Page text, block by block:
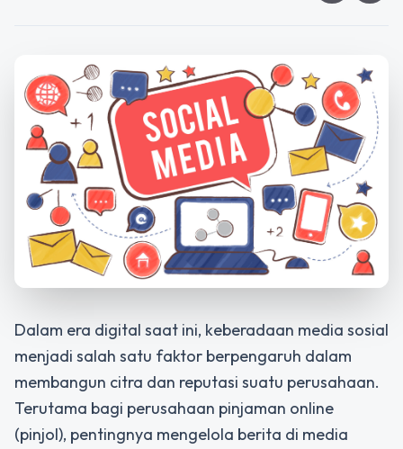
Dalam era digital saat ini, keberadaan media sosial
menjadi salah satu faktor berpengaruh dalam
membangun citra dan reputasi suatu perusahaan.
Terutama bagi perusahaan pinjaman online
(pinjol), pentingnya mengelola berita di media